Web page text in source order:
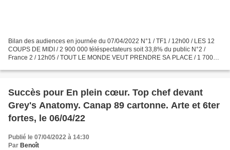
Bilan des audiences en journée du 07/04/2022 N°1 / TF1 / 12h00 / LES 12
COUPS DE MIDI / 2 900 000 téléspectateurs soit 33,8% du public N°2 /
France 2 / 12h05 / TOUT LE MONDE VEUT PRENDRE SA PLACE / 1 700
Succès pour En plein cœur. Top chef devant
Grey's Anatomy. Canap 89 cartonne. Arte et 6ter
fortes, le 06/04/22
Publié le 07/04/2022 à 14:30
Par Benoît